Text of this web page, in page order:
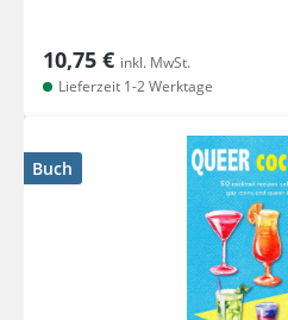
10,75 € inkl. MwSt.
Lieferzeit 1-2 Werktage
Buch